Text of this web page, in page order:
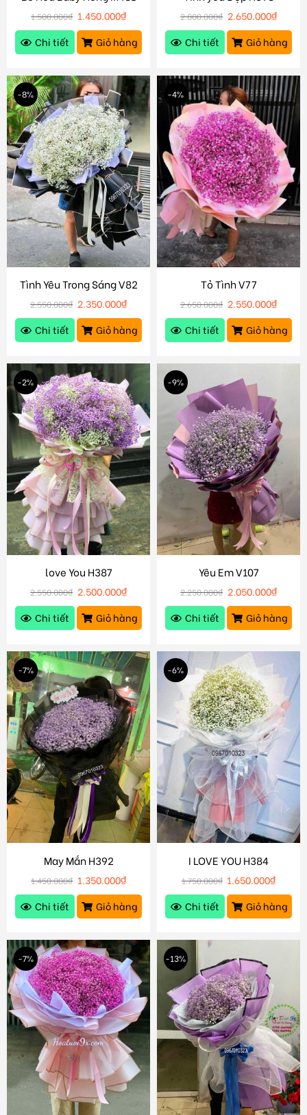
1.500.000₫ 1.450.000₫
Chi tiết
Giỏ hàng
2.800.000₫ 2.650.000₫
Chi tiết
Giỏ hàng
-8%
Tình Yêu Trong Sáng V82
2.550.000₫ 2.350.000₫
Chi tiết
Giỏ hàng
-4%
Tỏ Tình V77
2.650.000₫ 2.550.000₫
Chi tiết
Giỏ hàng
-2%
love You H387
2.550.000₫ 2.500.000₫
Chi tiết
Giỏ hàng
-9%
Yêu Em V107
2.250.000₫ 2.050.000₫
Chi tiết
Giỏ hàng
-7%
May Mắn H392
1.450.000₫ 1.350.000₫
Chi tiết
Giỏ hàng
-6%
I LOVE YOU H384
1.750.000₫ 1.650.000₫
Chi tiết
Giỏ hàng
-7% -13%